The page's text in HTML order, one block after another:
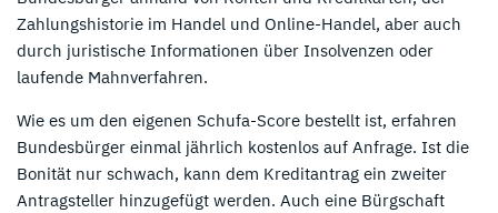
Zahlungshistorie im Handel und Online-Handel, aber auch
durch juristische Informationen über Insolvenzen oder
laufende Mahnverfahren.
Wie es um den eigenen Schufa-Score bestellt ist, erfahren
Bundesbürger einmal jährlich kostenlos auf Anfrage. Ist die
Bonität nur schwach, kann dem Kreditantrag ein zweiter
Antragsteller hinzugefügt werden. Auch eine Bürgschaft